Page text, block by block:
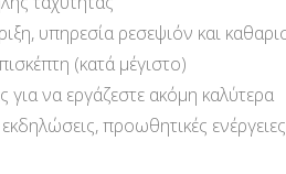
υπηρεσία ρεσεψιόν και
(κατά μέγιστο)
για να εργάζεστε ακόμη καλύτερα
προωθητικές